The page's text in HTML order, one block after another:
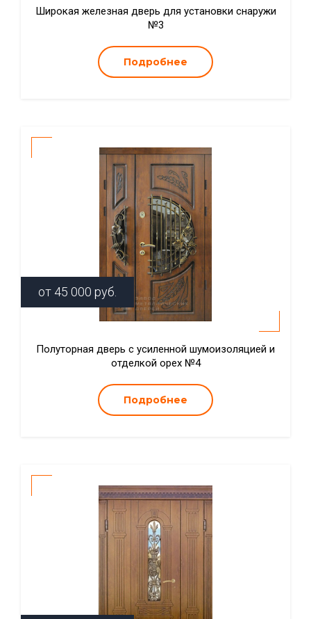
Широкая железная дверь для установки снаружи
№3
Подробнее
от 45 000 руб.
Полуторная дверь с усиленной шумоизоляцией и
отделкой орех №4
Подробнее